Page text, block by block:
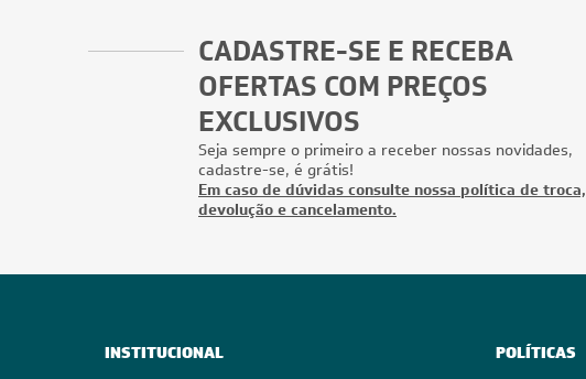
CADASTRE-SE E RECEBA
OFERTAS COM PREÇOS
EXCLUSIVOS
Seja sempre o primeiro a receber nossas novidades,
cadastre-se, é grátis!
Em caso de dúvidas consulte nossa política de troca,
devolução e cancelamento.
INSTITUCIONAL POLÍTICAS